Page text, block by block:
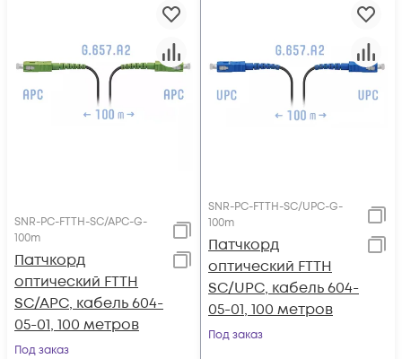
SNR-PC-FTTH-SC/APC-G-
100m
Патчкорд
оптический FTTH
SC/APC, кабель 604-
05-01, 100 метров
Под заказ
SNR-PC-FTTH-SC/UPC-G-
100m
Патчкорд
оптический FTTH
SC/UPC, кабель 604-
05-01, 100 метров
Под заказ